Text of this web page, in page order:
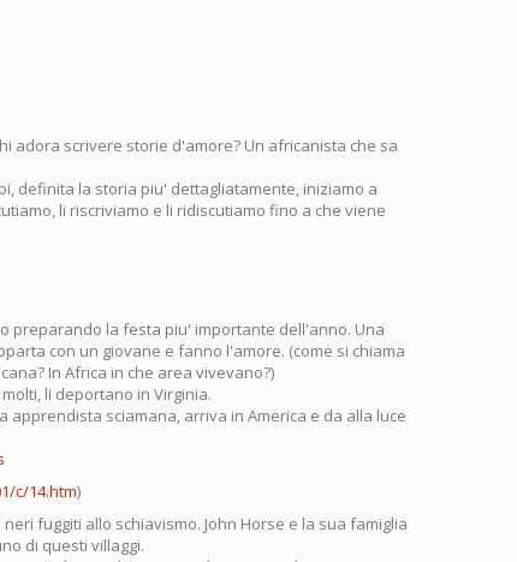
adora scrivere storie d'amore? Un africanista che sa
definita la storia piu' dettagliatamente, iniziamo a
li riscriviamo e li ridiscutiamo fino a che viene
preparando la festa piu' importante dell'anno. Una
con un giovane e fanno l'amore. (come si chiama
In Africa in che area vivevano?)
li deportano in Virginia.
apprendista sciamana, arriva in America e da alla luce
c/14.htm)
fuggiti allo schiavismo. John Horse e la sua famiglia
di questi villaggi.